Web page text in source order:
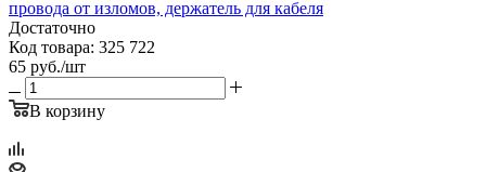
провода от изломов, держатель для кабеля
Достаточно
Код товара: 325 722
65 руб./шт
В корзину